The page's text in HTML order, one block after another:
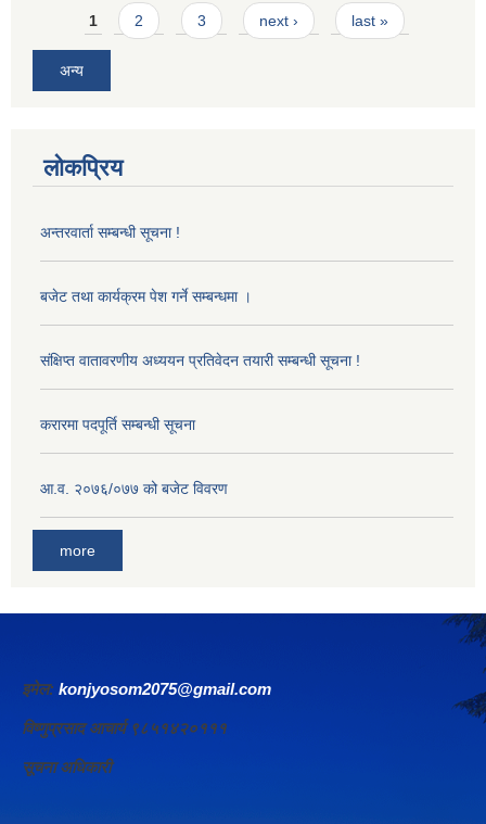
Pages
1 2 3 next › last »
अन्य
लोकप्रिय
अन्तरवार्ता सम्बन्धी सूचना !
बजेट तथा कार्यक्रम पेश गर्ने सम्बन्धमा ।
संक्षिप्त वातावरणीय अध्ययन प्रतिवेदन तयारी सम्बन्धी सूचना !
करारमा पदपूर्ति सम्बन्धी सूचना
आ‍.व. २०७६/०७७ को बजेट विवरण
more
इमेल: konjyosom2075@gmail.com
विष्णुप्रसाद आचार्य ९८५१४२०१११
सूचना अधिकारी